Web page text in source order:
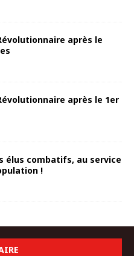
après le
après le 1er
élus combatifs, au service
!